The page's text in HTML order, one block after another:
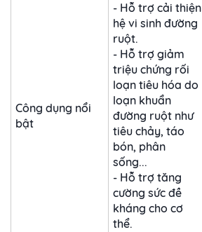
Công dụng nổi
bật
- Hỗ trợ cải thiện
hệ vi sinh đường
ruột.
- Hỗ trợ giảm
triệu chứng rối
loạn tiêu hóa do
loạn khuẩn
đường ruột như
tiêu chảy, táo
bón, phân
sống...
- Hỗ trợ tăng
cường sức đề
kháng cho cơ
thể.